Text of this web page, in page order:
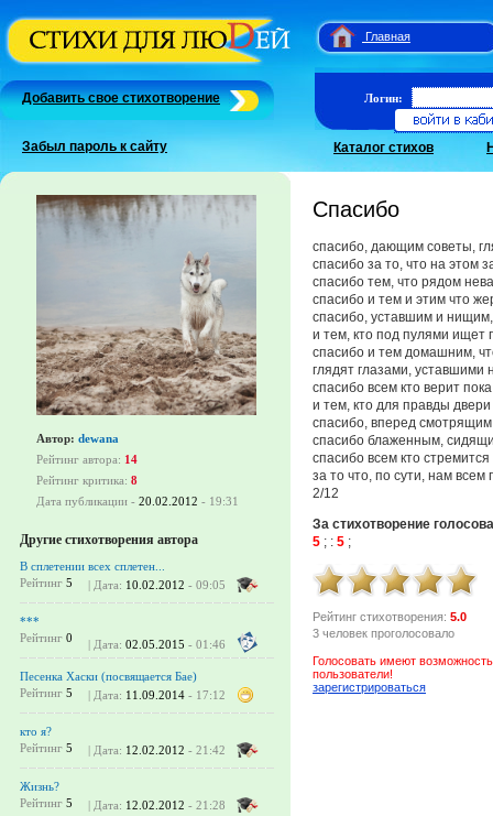
Главная
Добавить свое стихотворение
Забыл пароль к сайту
Логин:
Каталог стихов
Автор: dewana
Рейтинг автора: 14
Рейтинг критика: 8
Дата публикации - 20.02.2012 - 19:31
Другие стихотворения автора
В сплетении всех сплетен...
Рейтинг 5 | Дата: 10.02.2012 - 09:05
***
Рейтинг 0 | Дата: 02.05.2015 - 01:46
Песенка Хаски (посвящается Бае)
Рейтинг 5 | Дата: 11.09.2014 - 17:12
кто я?
Рейтинг 5 | Дата: 12.02.2012 - 21:42
Жизнь?
Рейтинг 5 | Дата: 12.02.2012 - 21:28
Спасибо
спасибо, дающим советы,
спасибо за то, что на этом
спасибо тем, что рядом
спасибо и тем и этим что
спасибо, уставшим и
и тем, кто под пулями ищет
спасибо и тем домашним,
глядят глазами, уставшими
спасибо всем кто верит
и тем, кто для правды
спасибо, вперед
спасибо блаженным,
спасибо всем кто стремится
за то что, по сути, нам всем
2/12
За стихотворение
5 ; : 5 ;
Рейтинг стихотворения: 5.0
3 человек проголосовало
Голосовать имеют
пользователи!
зарегистрироваться